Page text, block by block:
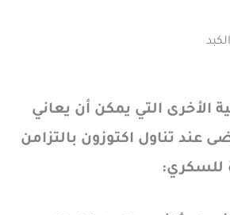
الأخرى التي يمكن أن يعاني
عند تناول اكتوزون بالتزامن
للسكري: